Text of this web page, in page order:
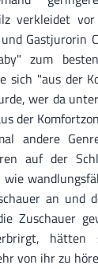
verkleidet
Gastjurorin
zum
sich "aus der
wer da
der
andere
auf der
an und
Zuschauer
hätten
von ihr zu